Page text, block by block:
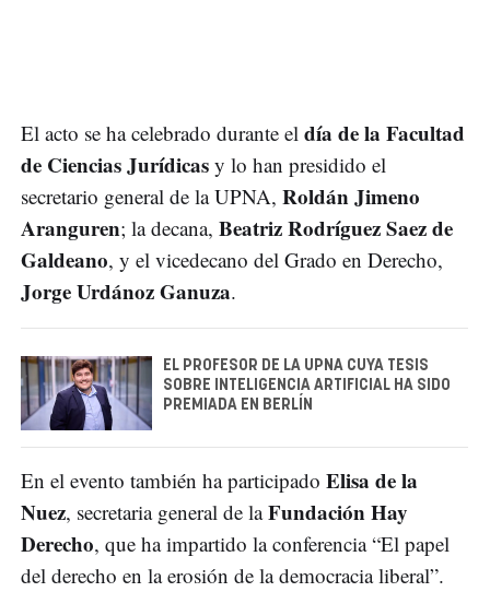
El acto se ha celebrado durante el día de la Facultad
de Ciencias Jurídicas y lo han presidido el
secretario general de la UPNA, Roldán Jimeno
Aranguren; la decana, Beatriz Rodríguez Saez de
Galdeano, y el vicedecano del Grado en Derecho,
Jorge Urdánoz Ganuza.
EL PROFESOR DE LA UPNA CUYA TESIS
SOBRE INTELIGENCIA ARTIFICIAL HA SIDO
PREMIADA EN BERLÍN
En el evento también ha participado Elisa de la
Nuez, secretaria general de laFundación Hay
Derecho, que ha impartido la conferencia “El papel
del derecho en la erosión de la democracia liberal”.